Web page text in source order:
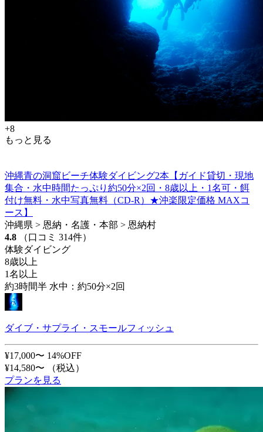
+8
もっと見る
沖縄青の洞窟ビーチ体験ダイビング2本【ガイド貸切・現地
集合・水中時間たっぷり約50分×2回・8歳以上・1名可・餌
付け無料・水中写真無料（CD-R）★沖楽限定価格 MAXコ
ース】
沖縄県 > 恩納・名護・本部 > 恩納村
4.8
（口コミ 314件）
体験ダイビング
8歳以上
1名以上
約3時間半 水中：約50分×2回
ダイブ・サプライ・スモールフィッシュ
¥17,000〜 14%OFF
¥14,580〜
（税込）
プランを見る